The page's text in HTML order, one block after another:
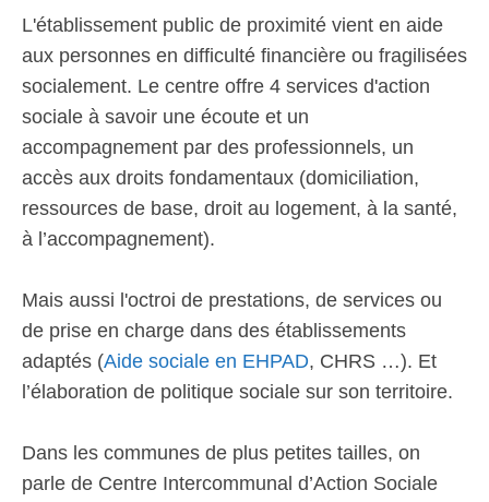
L'établissement public de proximité vient en aide
aux personnes en difficulté financière ou fragilisées
socialement. Le centre offre 4 services d'action
sociale à savoir une écoute et un
accompagnement par des professionnels, un
accès aux droits fondamentaux (domiciliation,
ressources de base, droit au logement, à la santé,
à l’accompagnement).
Mais aussi l'octroi de prestations, de services ou
de prise en charge dans des établissements
adaptés (Aide sociale en EHPAD, CHRS …). Et
l’élaboration de politique sociale sur son territoire.
Dans les communes de plus petites tailles, on
parle de Centre Intercommunal d’Action Sociale